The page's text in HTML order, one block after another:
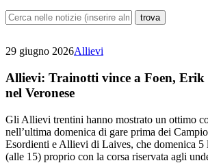
29 giugno 2026Allievi
Allievi: Trainotti vince a Foen, Erik
nel Veronese
Gli Allievi trentini hanno mostrato un ottimo
nell’ultima domenica di gare prima dei
Esordienti e Allievi di Laives, che domenica 5
(alle 15) proprio con la corsa riservata agli